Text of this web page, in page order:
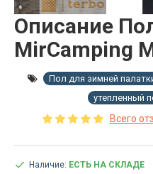
Описание
MirCamping
Пол для зимней
утепленный
Всего
Наличие: ЕСТЬ НА СКЛАДЕ